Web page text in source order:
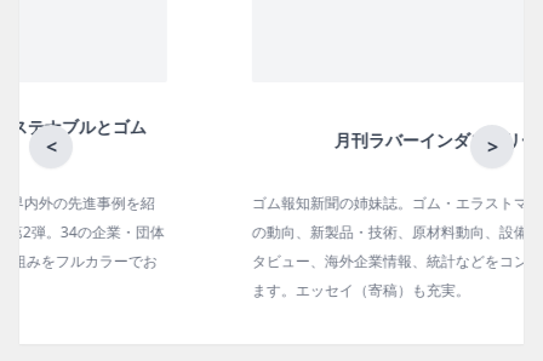
< >
月刊ラバーインダストリー／単品
ゴム報知新聞の姉妹誌。ゴム・エラストマー製品・市場分野別
の動向、新製品・技術、原材料動向、設備・機械の紹介、イン
タビュー、海外企業情報、統計などをコンパクトに掲載してい
ます。エッセイ（寄稿）も充実。